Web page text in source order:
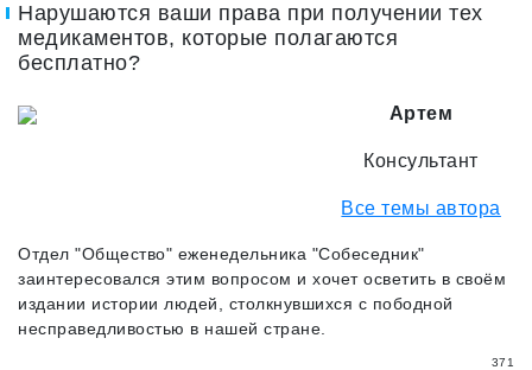
Нарушаются ваши права при получении тех
медикаментов, которые полагаются
бесплатно?
Артем
Консультант
Все темы автора
Отдел "Общество" еженедельника "Собеседник"
заинтересовался этим вопросом и хочет осветить в своём
издании истории людей, столкнувшихся с пободной
несправедливостью в нашей стране.
371